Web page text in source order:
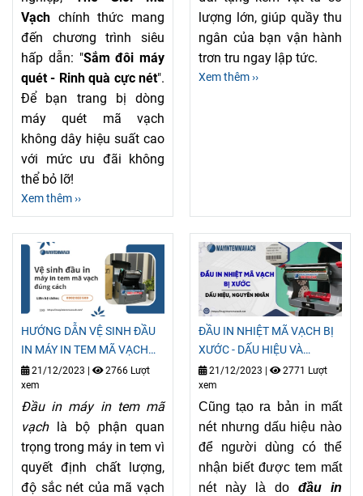
Vạch chính thức mang
đến chương trình siêu
hấp dẫn: "Sắm đôi máy
quét - Rinh quà cực nét".
Để bạn trang bị dòng
máy quét mã vạch
không dây hiệu suất cao
với mức ưu đãi không
thể bỏ lỡ!
Xem thêm ››
lượng lớn, giúp quầy thu
ngân của bạn vận hành
trơn tru ngay lập tức.
Xem thêm ››
HƯỚNG DẪN VỆ SINH ĐẦU
IN MÁY IN TEM MÃ VẠCH
ĐÚNG CÁCH
21/12/2023 |
2766 Lượt
xem
Đầu in máy in tem mã
vạchlà bộ phận quan
trọng trong máy in tem vì
quyết định chất lượng,
độ sắc nét của mã vạch
ĐẦU IN NHIỆT MÃ VẠCH BỊ
XƯỚC - DẤU HIỆU VÀ
NGUYÊN NHÂN
21/12/2023 |
2771 Lượt
xem
Cũng tạo ra bản in mất
nét nhưng dấu hiệu nào
để người dùng có thể
nhận biết được tem mất
nét này là do đầu in